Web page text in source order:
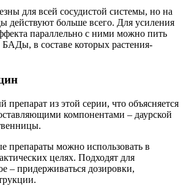
для всей сосудистой системы, но на
действуют больше всего. Для усиления
параллельно с ними можно пить
в составе которых растения-
из этой серии, что объясняется
компонентами – даурской
препараты можно использовать в
целях. Подходят для
– придерживаться дозировки,